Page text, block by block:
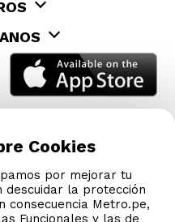
Cookies
por mejorar tu
descuidar la protección
consecuencia Metro.pe,
Funcionales y las de